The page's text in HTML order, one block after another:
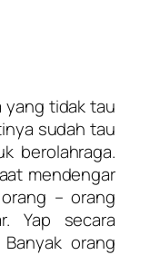
yang tidak tau
sudah tau
berolahraga.
mendengar
– orang
Yap secara
orang